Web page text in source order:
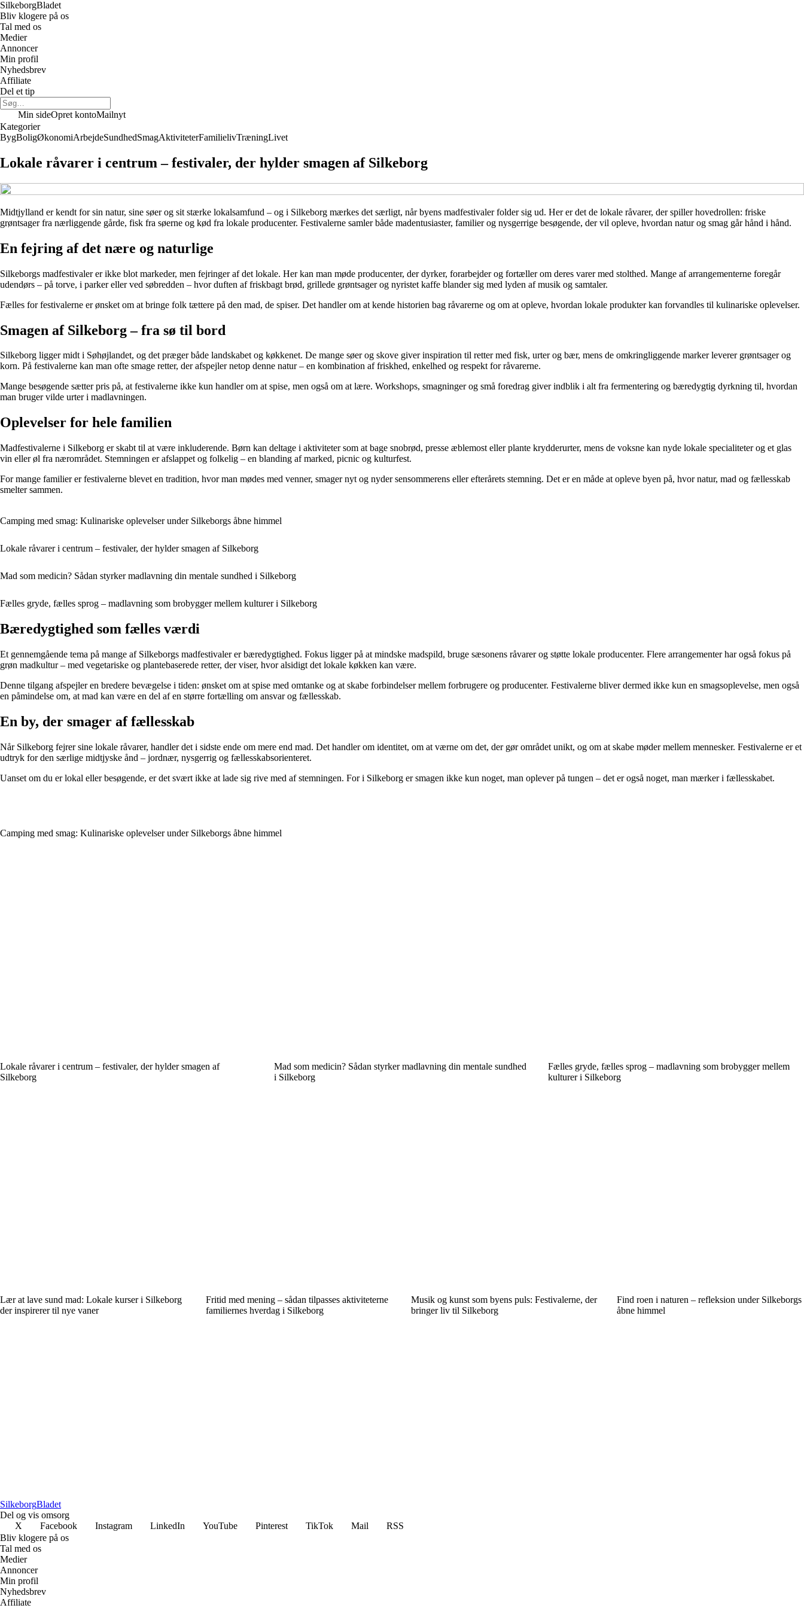
SilkeborgBladet
Bliv klogere på os
Tal med os
Medier
Annoncer
Min profil
Nyhedsbrev
Affiliate
Del et tip
Min sideOpret kontoMailnyt
Kategorier
BygBoligØkonomiArbejdeSundhedSmagAktiviteterFamilielivTræningLivet
Lokale råvarer i centrum – festivaler, der hylder smagen af Silkeborg
Midtjylland er kendt for sin natur, sine søer og sit stærke lokalsamfund – og i Silkeborg mærkes det særligt, når byens madfestivaler folder sig ud. Her er det de lokale råvarer, der spiller hovedrollen: friske
grøntsager fra nærliggende gårde, fisk fra søerne og kød fra lokale producenter. Festivalerne samler både madentusiaster, familier og nysgerrige besøgende, der vil opleve, hvordan natur og smag går hånd i hånd.
En fejring af det nære og naturlige
Silkeborgs madfestivaler er ikke blot markeder, men fejringer af det lokale. Her kan man møde producenter, der dyrker, forarbejder og fortæller om deres varer med stolthed. Mange af arrangementerne foregår
udendørs – på torve, i parker eller ved søbredden – hvor duften af friskbagt brød, grillede grøntsager og nyristet kaffe blander sig med lyden af musik og samtaler.
Fælles for festivalerne er ønsket om at bringe folk tættere på den mad, de spiser. Det handler om at kende historien bag råvarerne og om at opleve, hvordan lokale produkter kan forvandles til kulinariske oplevelser.
Smagen af Silkeborg – fra sø til bord
Silkeborg ligger midt i Søhøjlandet, og det præger både landskabet og køkkenet. De mange søer og skove giver inspiration til retter med fisk, urter og bær, mens de omkringliggende marker leverer grøntsager og
korn. På festivalerne kan man ofte smage retter, der afspejler netop denne natur – en kombination af friskhed, enkelhed og respekt for råvarerne.
Mange besøgende sætter pris på, at festivalerne ikke kun handler om at spise, men også om at lære. Workshops, smagninger og små foredrag giver indblik i alt fra fermentering og bæredygtig dyrkning til, hvordan
man bruger vilde urter i madlavningen.
Oplevelser for hele familien
Madfestivalerne i Silkeborg er skabt til at være inkluderende. Børn kan deltage i aktiviteter som at bage snobrød, presse æblemost eller plante krydderurter, mens de voksne kan nyde lokale specialiteter og et glas
vin eller øl fra nærområdet. Stemningen er afslappet og folkelig – en blanding af marked, picnic og kulturfest.
For mange familier er festivalerne blevet en tradition, hvor man mødes med venner, smager nyt og nyder sensommerens eller efterårets stemning. Det er en måde at opleve byen på, hvor natur, mad og fællesskab
smelter sammen.
Camping med smag: Kulinariske oplevelser under Silkeborgs åbne himmel
Lokale råvarer i centrum – festivaler, der hylder smagen af Silkeborg
Mad som medicin? Sådan styrker madlavning din mentale sundhed i Silkeborg
Fælles gryde, fælles sprog – madlavning som brobygger mellem kulturer i Silkeborg
Bæredygtighed som fælles værdi
Et gennemgående tema på mange af Silkeborgs madfestivaler er bæredygtighed. Fokus ligger på at mindske madspild, bruge sæsonens råvarer og støtte lokale producenter. Flere arrangementer har også fokus på
grøn madkultur – med vegetariske og plantebaserede retter, der viser, hvor alsidigt det lokale køkken kan være.
Denne tilgang afspejler en bredere bevægelse i tiden: ønsket om at spise med omtanke og at skabe forbindelser mellem forbrugere og producenter. Festivalerne bliver dermed ikke kun en smagsoplevelse, men også
en påmindelse om, at mad kan være en del af en større fortælling om ansvar og fællesskab.
En by, der smager af fællesskab
Når Silkeborg fejrer sine lokale råvarer, handler det i sidste ende om mere end mad. Det handler om identitet, om at værne om det, der gør området unikt, og om at skabe møder mellem mennesker. Festivalerne er et
udtryk for den særlige midtjyske ånd – jordnær, nysgerrig og fællesskabsorienteret.
Uanset om du er lokal eller besøgende, er det svært ikke at lade sig rive med af stemningen. For i Silkeborg er smagen ikke kun noget, man oplever på tungen – det er også noget, man mærker i fællesskabet.
Camping med smag: Kulinariske oplevelser under Silkeborgs åbne himmel
Lokale råvarer i centrum – festivaler, der hylder smagen af
Silkeborg
Mad som medicin? Sådan styrker madlavning din mentale sundhed
i Silkeborg
Fælles gryde, fælles sprog – madlavning som brobygger mellem
kulturer i Silkeborg
Lær at lave sund mad: Lokale kurser i Silkeborg
der inspirerer til nye vaner
Fritid med mening – sådan tilpasses aktiviteterne
familiernes hverdag i Silkeborg
Musik og kunst som byens puls: Festivalerne, der
bringer liv til Silkeborg
Find roen i naturen – refleksion under Silkeborgs
åbne himmel
SilkeborgBladet
Del og vis omsorg
X
Facebook Instagram LinkedIn YouTube Pinterest TikTok Mail
RSS
Bliv klogere på os
Tal med os
Medier
Annoncer
Min profil
Nyhedsbrev
Affiliate